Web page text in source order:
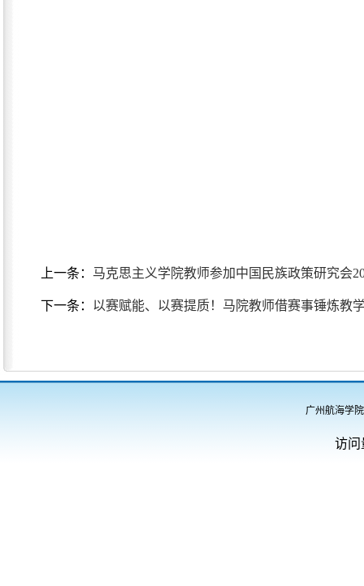
上一条： 马克思主义学院教师参加中国民族政策研究会
下一条： 以赛赋能、以赛提质！马院教师借赛事锤炼教
广州航海学
访问